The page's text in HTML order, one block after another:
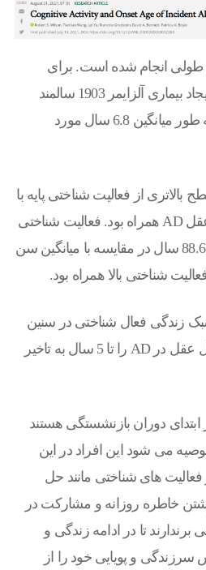
انجام شده است. برای
بررسی فرضیه ی عوامل ایجاد بیماری آلزایمر 1903 سالمند
وارد این پژوهش شدند و به طور میانگین 6.8 سال مورد
از فعالیت شناختی پایه با
سن بالاتر در شروع زوال عقل AD همراه بود. فعالیت شناختی
پایین با میانگین سن شروع 88.6 سال در مقایسه با میانگین سن
زندگی فعال شناختی در سنین
بالا ممکن است شروع زوال عقل در AD را تا 5 سال به تاخیر
دوران بازنشستگی هستند
می شود این افراد در این
های شناختی مانند حل
خاطره روزانه و مشارکت در
تا در ادامه زندگی و
و پویایی خود را از